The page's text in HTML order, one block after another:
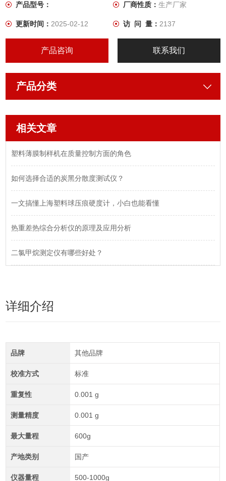
产品型号：
厂商性质： 生产厂家
更新时间：2025-02-12 访 问 量： 2137
产品咨询 联系我们
产品分类
相关文章
塑料薄膜制样机在质量控制方面的角色
如何选择合适的炭黑分散度测试仪？
一文搞懂上海塑料球压痕硬度计，小白也能看懂
热重差热综合分析仪的原理及应用分析
二氯甲烷测定仪有哪些好处？
详细介绍
品牌 其他品牌
校准方式 标准
重复性 0.001 g
测量精度 0.001 g
最大量程 600g
产地类别 国产
仪器量程 500-1000g